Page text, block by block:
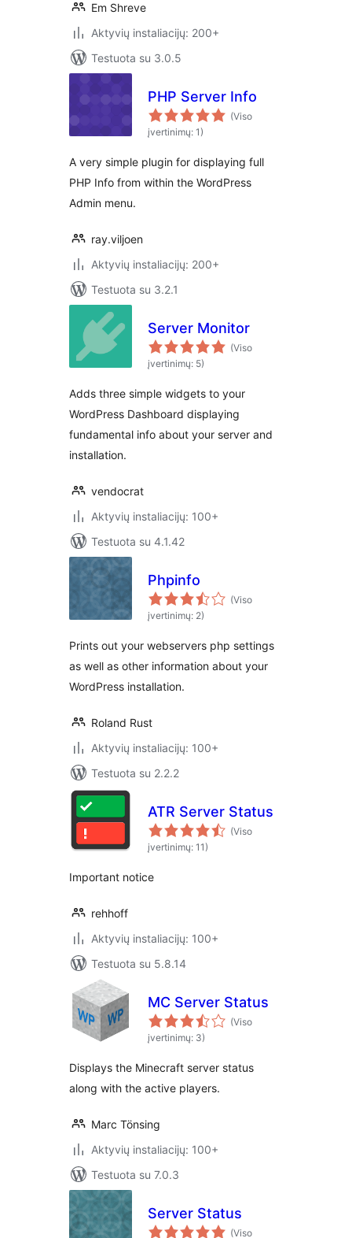
Em Shreve
Aktyvių instaliacijų: 200+
Testuota su 3.0.5
PHP Server Info
(Viso
įvertinimų: 1)
A very simple plugin for displaying full
PHP Info from within the WordPress
Admin menu.
ray.viljoen
Aktyvių instaliacijų: 200+
Testuota su 3.2.1
Server Monitor
(Viso
įvertinimų: 5)
Adds three simple widgets to your
WordPress Dashboard displaying
fundamental info about your server and
installation.
vendocrat
Aktyvių instaliacijų: 100+
Testuota su 4.1.42
Phpinfo
(Viso
įvertinimų: 2)
Prints out your webservers php settings
as well as other information about your
WordPress installation.
Roland Rust
Aktyvių instaliacijų: 100+
Testuota su 2.2.2
ATR Server Status
(Viso
įvertinimų: 11)
Important notice
rehhoff
Aktyvių instaliacijų: 100+
Testuota su 5.8.14
MC Server Status
(Viso
įvertinimų: 3)
Displays the Minecraft server status
along with the active players.
Marc Tönsing
Aktyvių instaliacijų: 100+
Testuota su 7.0.3
Server Status
(Viso